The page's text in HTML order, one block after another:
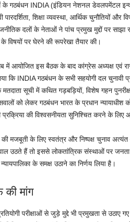
के गठबंधन INDIA (इंडियन नेशनल डेवलपमेंटल
शिक्षा व्यवस्था, आर्थिक चुनौतियों और
दलों के नेताओं ने पांच प्रमुख मुद्दों पर
विषयों पर घेरने की रूपरेखा तैयार की।
आयोजित इस बैठक के बाद कांग्रेस अध्यक्ष एवं
कि INDIA गठबंधन के सभी सहयोगी दल चुनावी
मतदाता सूची में कथित गड़बड़ियों, विशेष गहन
सवालों को लेकर गठबंधन भारत के प्रधान
की विश्वसनीयता सुनिश्चित करने के लिए
के लिए स्वतंत्र और निष्पक्ष चुनाव अत्यंत
उठते हैं तो इससे लोकतांत्रिक संस्थाओं पर जनता
न्यायपालिका के समक्ष उठाने का निर्णय लिया है।
की मांग
परीक्षाओं से जुड़े मुद्दे भी प्रमुखता से उठाए गए।